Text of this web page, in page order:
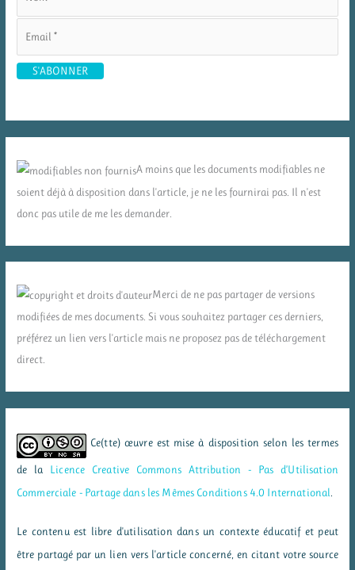
A moins que les documents modifiables ne
soient déjà à disposition dans l'article, je ne les fournirai pas. Il n'est
donc pas utile de me les demander.
Merci de ne pas partager de versions
modifiées de mes documents. Si vous souhaitez partager ces derniers,
préférez un lien vers l'article mais ne proposez pas de téléchargement
direct.
Ce(tte) œuvre est mise à disposition selon les termes
de la Licence Creative Commons Attribution - Pas d’Utilisation
Commerciale - Partage dans les Mêmes Conditions 4.0 International.
Le contenu est libre d'utilisation dans un contexte éducatif et peut
être partagé par un lien vers l'article concerné, en citant votre source